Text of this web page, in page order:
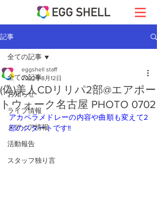
記事
全ての記事
お知らせ
ライブ情報
メディア情報
活動報告
スタッフ独り言
全ての記事
(偽)美人CDリリパ2部@エアポー
トウォーク名古屋 PHOTO 0702
eggshell staff
2022年8月12日
アカペラメドレーの内容や曲順も変えて2
部のスタートです!!